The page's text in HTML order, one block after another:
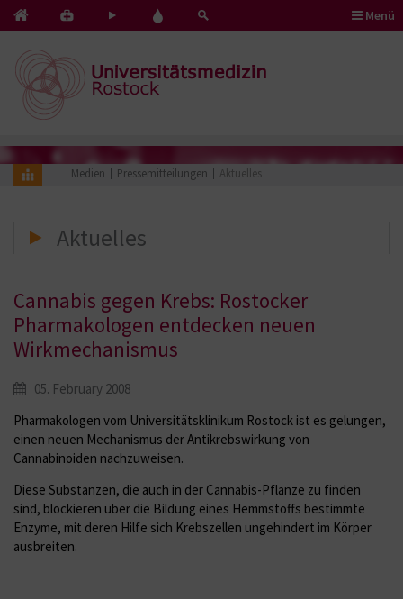
Kontakt
Notfälle
Pflege
Herz
Blut
Menü
Medien Pressemitteilungen Aktuelles
Aktuelles
Cannabis gegen Krebs: Rostocker
Pharmakologen entdecken neuen
Wirkmechanismus
05. February 2008
Pharmakologen vom Universitätsklinikum Rostock ist es gelungen,
einen neuen Mechanismus der Antikrebswirkung von
Cannabinoiden nachzuweisen.
Diese Substanzen, die auch in der Cannabis-Pflanze zu finden
sind, blockieren über die Bildung eines Hemmstoffs bestimmte
Enzyme, mit deren Hilfe sich Krebszellen ungehindert im Körper
ausbreiten.